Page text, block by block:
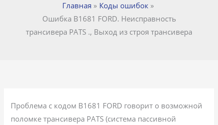
Главная
Коды ошибок
Ошибка B1681 FORD. Неисправность
трансивера PATS ., Выход из строя трансивера
Проблема с кодом B1681 FORD говорит о возможной
поломке трансивера PATS (система пассивной